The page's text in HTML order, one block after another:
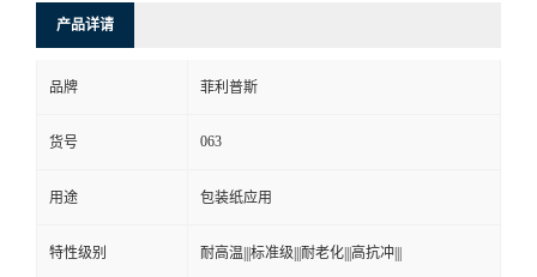
产品详请
品牌 菲利普斯
货号 063
用途 包装纸应用
特性级别 耐高温|||标准级|||耐老化|||高抗冲|||